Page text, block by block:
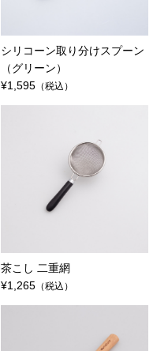
シリコーン取り分けスプーン
（グリーン）
¥1,595 （税込）
茶こし 二重網
¥1,265 （税込）